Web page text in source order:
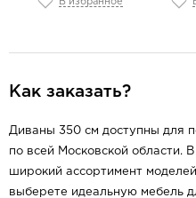
Как заказать?
Диваны 350 см доступны для
по всей Московской области.
широкий ассортимент
выберете идеальную мебель